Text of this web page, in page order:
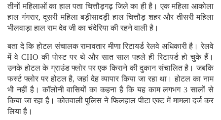
तीनों महिलाओं का हाल पता चित्तौड़गढ़ जिले का ही है। एक महिला आकोला
हाल गंगरार, दूसरी महिला बड़ीसादड़ी हाल चित्तौड़ शहर और तीसरी महिला
भीलवाड़ा हाल राम देव जी का चंदेरिया की रहने वाली है।
बता दे कि होटल संचालक रामावतार मीणा रिटायर्ड रेलवे अधिकारी है। रेलवे
में वे CHO की पोस्ट पर थे और सात साल पहले ही रिटायर्ड हो चुके हैं।
उनके होटल के ग्राउंड फ्लोर पर एक किराने की दुकान संचालित है। जबकि
फर्स्ट फ्लोर पर होटल है, जहां देह व्यापार किया जा रहा था। होटल का नाम
भी नहीं है। कॉलोनी वासियों का कहना है कि यह काम लगभग 3 सालों से
किया जा रहा है। कोतवाली पुलिस ने फिलहाल पीटा एक्ट में मामला दर्ज कर
लिया है।